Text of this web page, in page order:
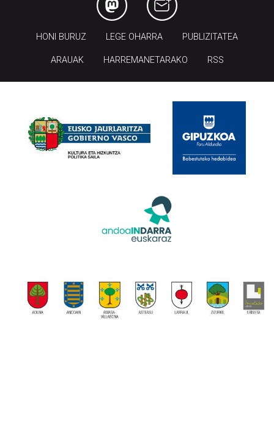
HONI BURUZ LEGE OHARRA PUBLIZITATEA
ARAUAK HARREMANETARAKO RSS